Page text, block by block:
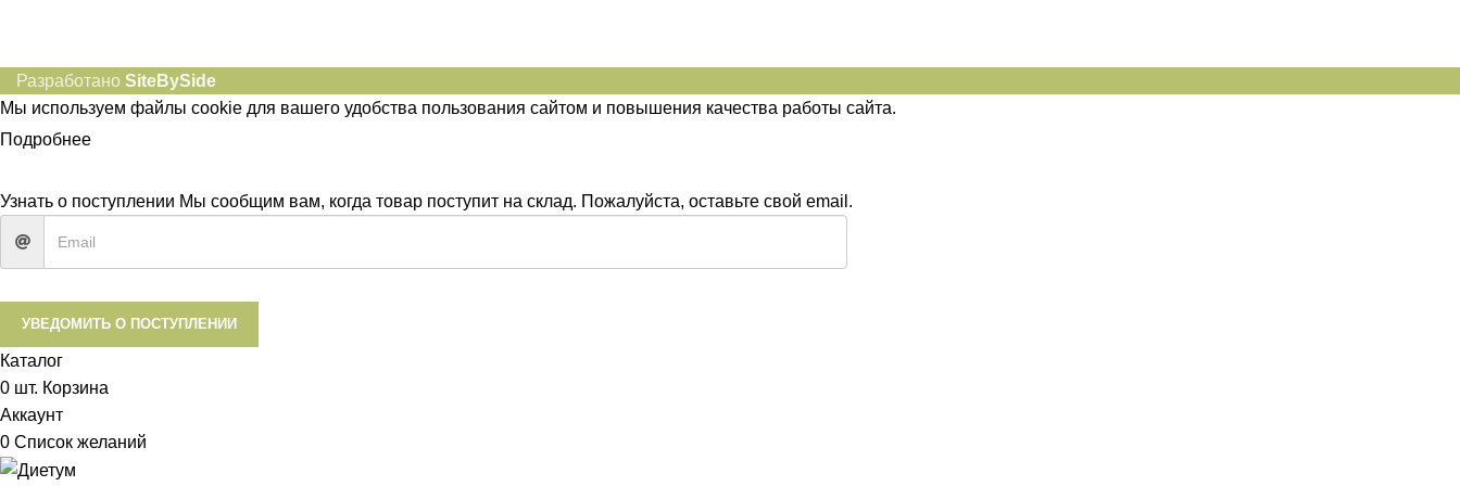
Разработано SiteBySide
Мы используем файлы cookie для вашего удобства пользования сайтом и повышения качества работы сайта.
Подробнее
Узнать о поступлении Мы сообщим вам, когда товар поступит на склад. Пожалуйста, оставьте свой email.
УВЕДОМИТЬ О ПОСТУПЛЕНИИ
Каталог
0 шт. Корзина
Аккаунт
0 Список желаний